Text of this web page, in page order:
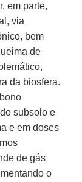
em parte,
via
bem
de
da biosfera.
subsolo e
e em doses
de gás
o